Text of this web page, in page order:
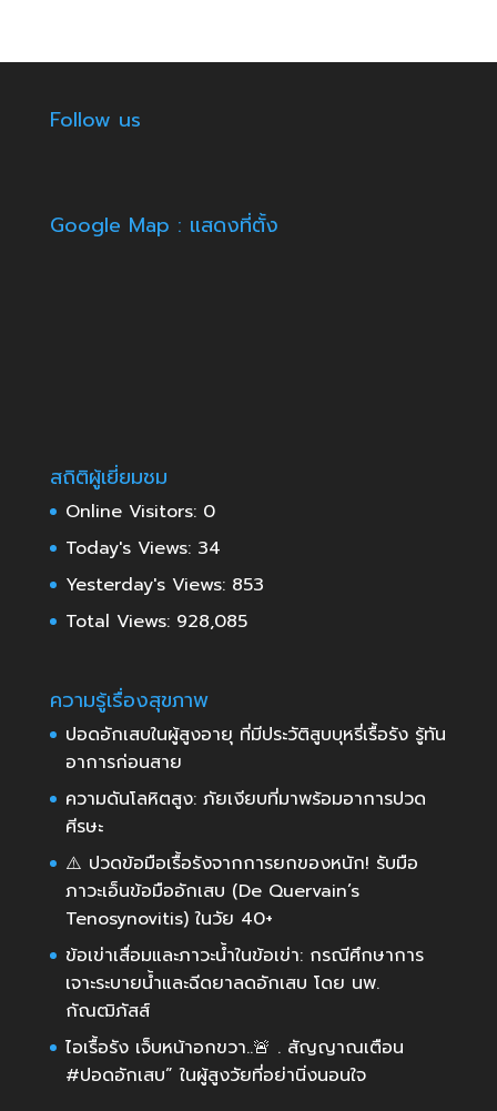
Follow us
Google Map : แสดงที่ตั้ง
สถิติผู้เยี่ยมชม
Online Visitors: 0
Today's Views: 34
Yesterday's Views: 853
Total Views: 928,085
ความรู้เรื่องสุขภาพ
ปอดอักเสบในผู้สูงอายุ ที่มีประวัติสูบบุหรี่เรื้อรัง รู้ทัน
อาการก่อนสาย
ความดันโลหิตสูง: ภัยเงียบที่มาพร้อมอาการปวด
ศีรษะ
⚠️ ปวดข้อมือเรื้อรังจากการยกของหนัก! รับมือ
ภาวะเอ็นข้อมืออักเสบ (De Quervain’s
Tenosynovitis) ในวัย 40+
ข้อเข่าเสื่อมและภาวะน้ำในข้อเข่า: กรณีศึกษาการ
เจาะระบายน้ำและฉีดยาลดอักเสบ โดย นพ.
กัณฒิภัสส์
ไอเรื้อรัง เจ็บหน้าอกขวา..🚨 . สัญญาณเตือน
#ปอดอักเสบ” ในผู้สูงวัยที่อย่านิ่งนอนใจ